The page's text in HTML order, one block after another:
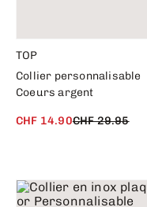
TOP
Collier personnalisable
Coeurs argent
CHF 14.90CHF 29.95